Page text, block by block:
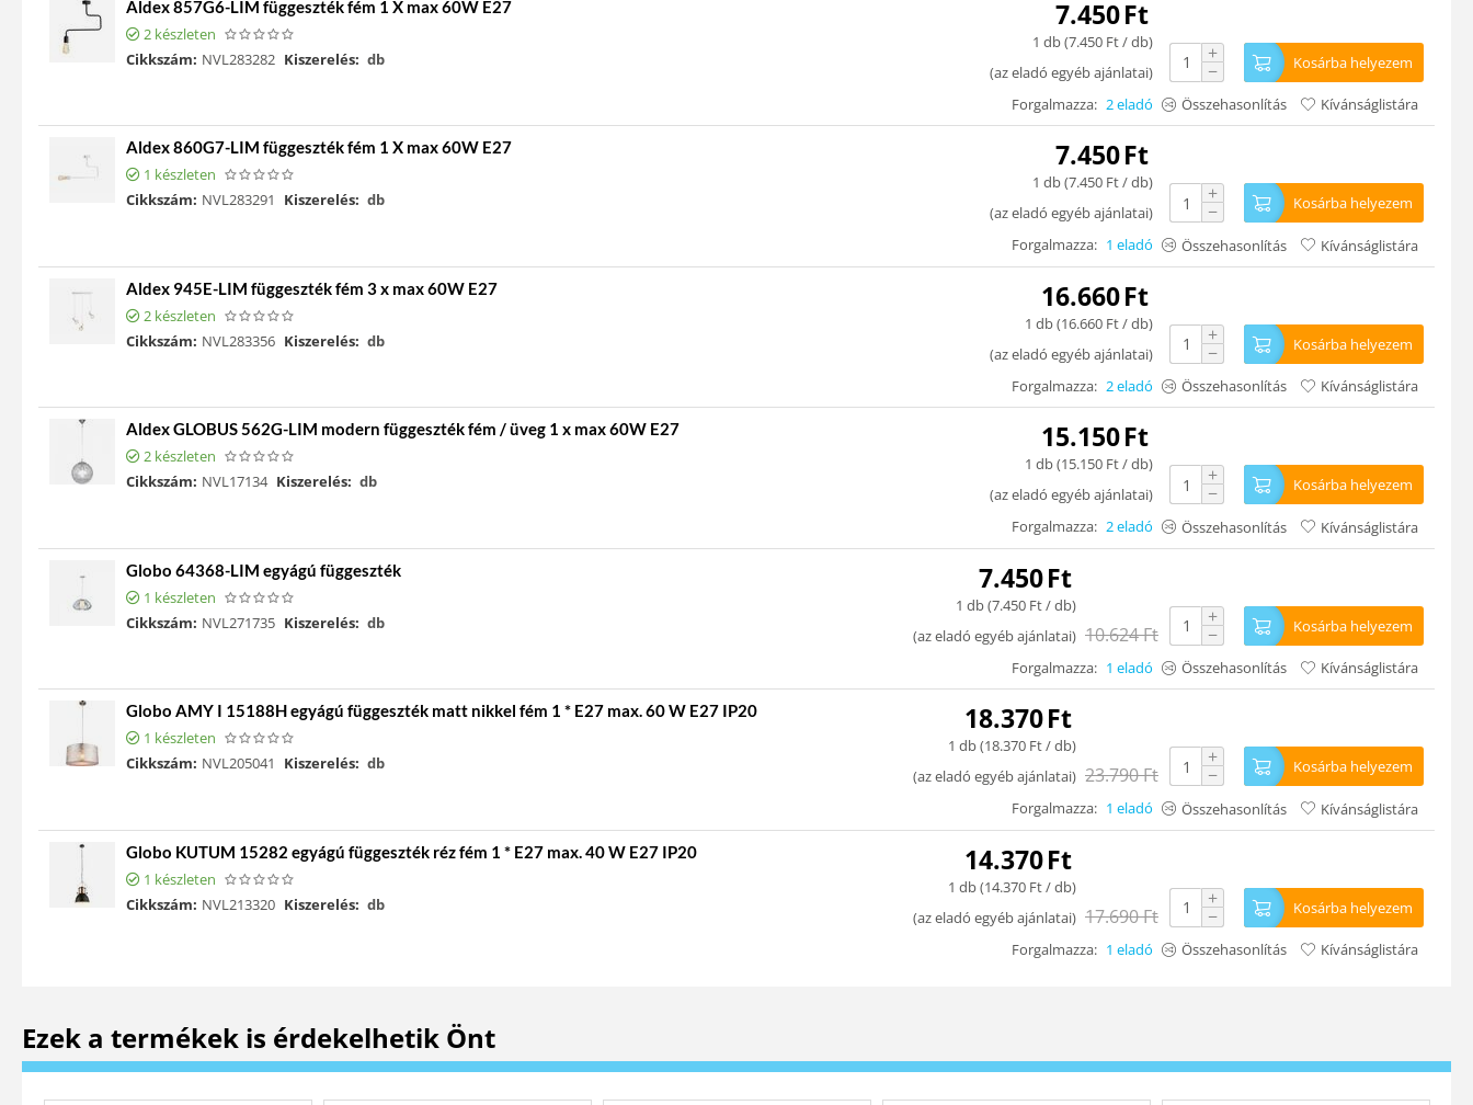
Aldex 857G6-LIM függeszték fém 1 X max 60W E27
2 készleten
Cikkszám: NVL283282 Kiszerelés: db
7.450Ft
1 db (7.450 Ft/ db)
(az eladó egyéb ajánlatai)
+
− Kosárba helyezem
Forgalmazza: 2 eladó Összehasonlítás Kívánságlistára
Aldex 860G7-LIM függeszték fém 1 X max 60W E27
1 készleten
Cikkszám: NVL283291 Kiszerelés: db
7.450Ft
1 db (7.450 Ft/ db)
(az eladó egyéb ajánlatai)
+
− Kosárba helyezem
Forgalmazza: 1 eladó Összehasonlítás Kívánságlistára
Aldex 945E-LIM függeszték fém 3 x max 60W E27
2 készleten
Cikkszám: NVL283356 Kiszerelés: db
16.660Ft
1 db (16.660 Ft/ db)
(az eladó egyéb ajánlatai)
+
− Kosárba helyezem
Forgalmazza: 2 eladó Összehasonlítás Kívánságlistára
Aldex GLOBUS 562G-LIM modern függeszték fém / üveg 1 x max 60W E27
2 készleten
Cikkszám: NVL17134 Kiszerelés: db
15.150Ft
1 db (15.150 Ft/ db)
(az eladó egyéb ajánlatai)
+
− Kosárba helyezem
Forgalmazza: 2 eladó Összehasonlítás Kívánságlistára
Globo 64368-LIM egyágú függeszték
1 készleten
Cikkszám: NVL271735 Kiszerelés: db
7.450Ft
1 db (7.450 Ft/ db)
(az eladó egyéb ajánlatai) 10.624Ft
+
− Kosárba helyezem
Forgalmazza: 1 eladó Összehasonlítás Kívánságlistára
Globo AMY I 15188H egyágú függeszték matt nikkel fém 1 * E27 max. 60 W E27 IP20
1 készleten
Cikkszám: NVL205041 Kiszerelés: db
18.370Ft
1 db (18.370 Ft/ db)
(az eladó egyéb ajánlatai) 23.790Ft
+
− Kosárba helyezem
Forgalmazza: 1 eladó Összehasonlítás Kívánságlistára
Globo KUTUM 15282 egyágú függeszték réz fém 1 * E27 max. 40 W E27 IP20
1 készleten
Cikkszám: NVL213320 Kiszerelés: db
14.370Ft
1 db (14.370 Ft/ db)
(az eladó egyéb ajánlatai) 17.690Ft
+
− Kosárba helyezem
Forgalmazza: 1 eladó Összehasonlítás Kívánságlistára
Ezek a termékek is érdekelhetik Önt